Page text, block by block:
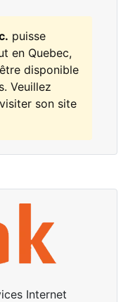
puisse
en Quebec,
disponible
Veuillez
son site
Internet